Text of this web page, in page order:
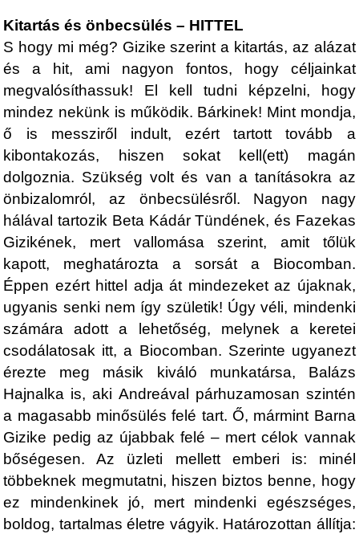
Kitartás és önbecsülés – HITTEL
S hogy mi még? Gizike szerint a kitartás, az alázat
és a hit, ami nagyon fontos, hogy céljainkat
megvalósíthassuk! El kell tudni képzelni, hogy
mindez nekünk is működik. Bárkinek! Mint mondja,
ő is messziről indult, ezért tartott tovább a
kibontakozás, hiszen sokat kell(ett) magán
dolgoznia. Szükség volt és van a tanításokra az
önbizalomról, az önbecsülésről. Nagyon nagy
hálával tartozik Beta Kádár Tündének, és Fazekas
Gizikének, mert vallomása szerint, amit tőlük
kapott, meghatározta a sorsát a Biocomban.
Éppen ezért hittel adja át mindezeket az újaknak,
ugyanis senki nem így születik! Úgy véli, mindenki
számára adott a lehetőség, melynek a keretei
csodálatosak itt, a Biocomban. Szerinte ugyanezt
érezte meg másik kiváló munkatársa, Balázs
Hajnalka is, aki Andreával párhuzamosan szintén
a magasabb minősülés felé tart. Ő, mármint Barna
Gizike pedig az újabbak felé – mert célok vannak
bőségesen. Az üzleti mellett emberi is: minél
többeknek megmutatni, hiszen biztos benne, hogy
ez mindenkinek jó, mert mindenki egészséges,
boldog, tartalmas életre vágyik. Határozottan állítja: